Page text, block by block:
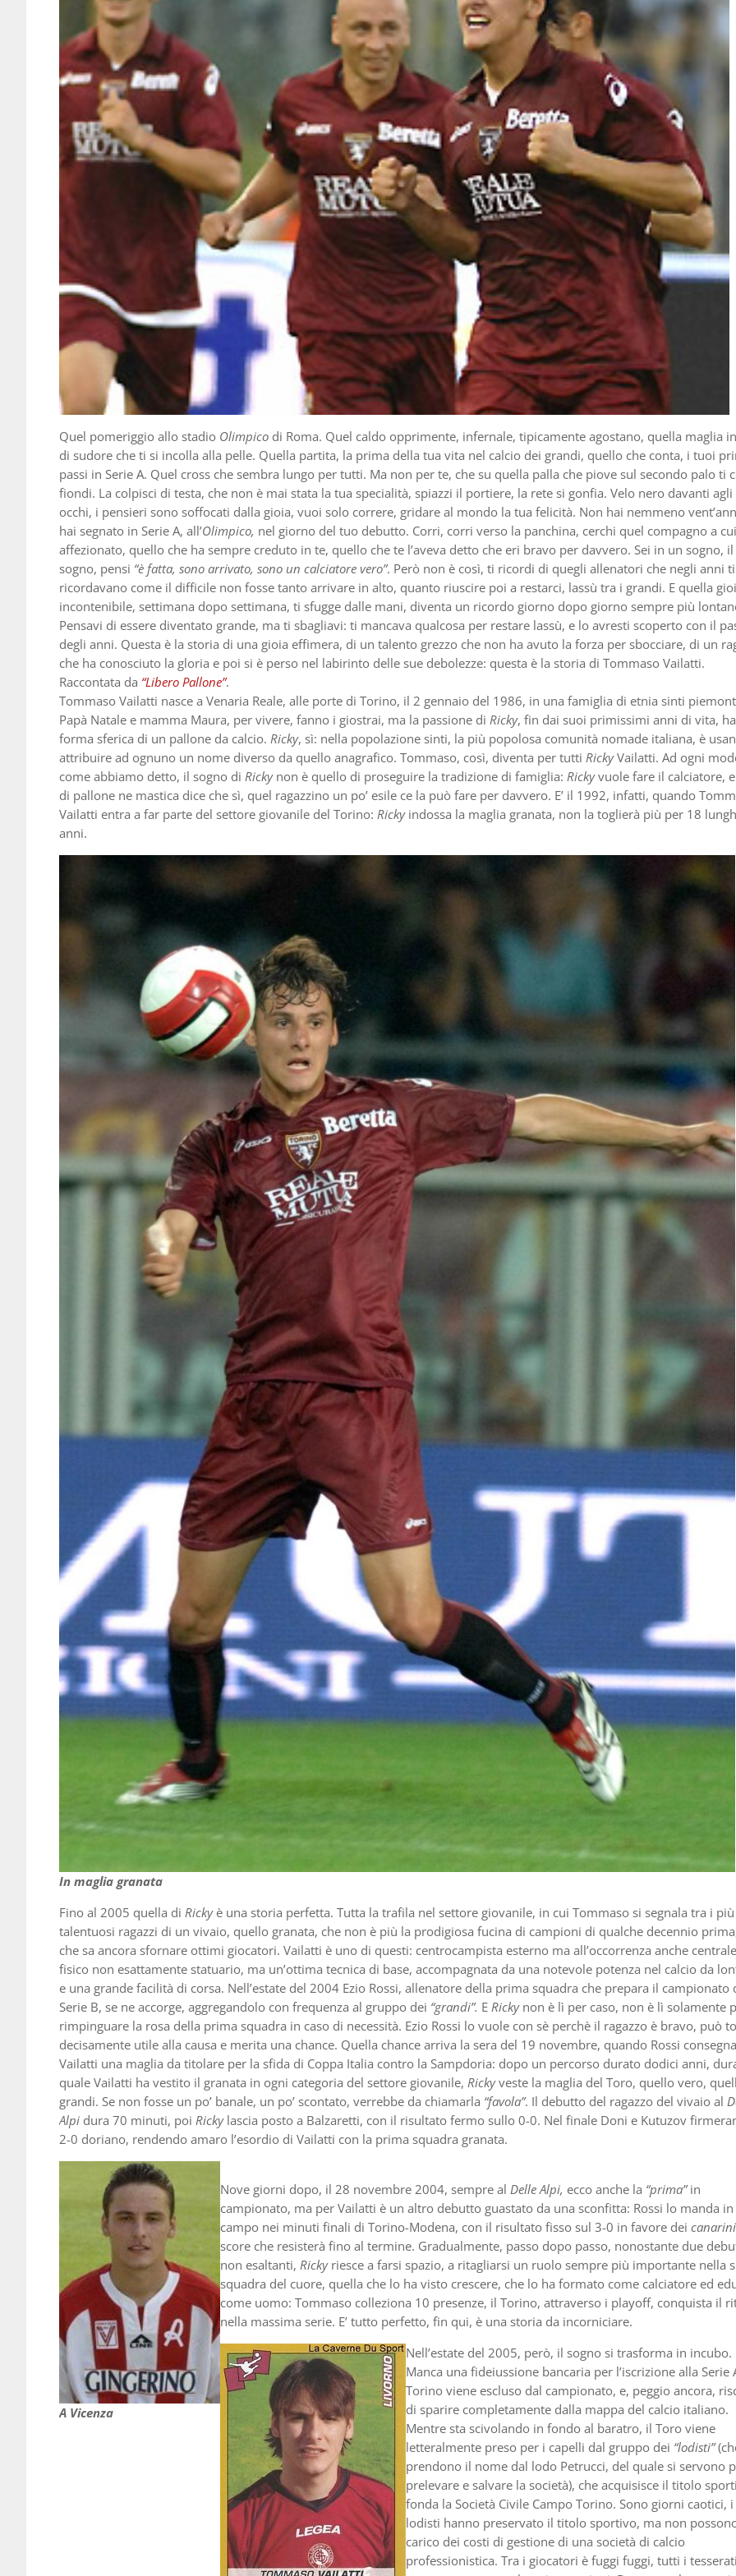
Quel pomeriggio allo stadio Olimpico di Roma. Quel caldo opprimente, infernale, tipicamente agostano, quella maglia
di sudore che ti si incolla alla pelle. Quella partita, la prima della tua vita nel calcio dei grandi, quello che conta, i tuoi
passi in Serie A. Quel cross che sembra lungo per tutti. Ma non per te, che su quella palla che piove sul secondo palo ti
fiondi. La colpisci di testa, che non è mai stata la tua specialità, spiazzi il portiere, la rete si gonfia. Velo nero davanti agli
occhi, i pensieri sono soffocati dalla gioia, vuoi solo correre, gridare al mondo la tua felicità. Non hai nemmeno
hai segnato in Serie A, all’Olimpico, nel giorno del tuo debutto. Corri, corri verso la panchina, cerchi quel compagno a
affezionato, quello che ha sempre creduto in te, quello che te l’aveva detto che eri bravo per davvero. Sei in un sogno,
sogno, pensi “è fatta, sono arrivato, sono un calciatore vero”. Però non è così, ti ricordi di quegli allenatori che negli anni ti
ricordavano come il difficile non fosse tanto arrivare in alto, quanto riuscire poi a restarci, lassù tra i grandi. E quella
incontenibile, settimana dopo settimana, ti sfugge dalle mani, diventa un ricordo giorno dopo giorno sempre più
Pensavi di essere diventato grande, ma ti sbagliavi: ti mancava qualcosa per restare lassù, e lo avresti scoperto con il
degli anni. Questa è la storia di una gioia effimera, di un talento grezzo che non ha avuto la forza per sbocciare, di un
che ha conosciuto la gloria e poi si è perso nel labirinto delle sue debolezze: questa è la storia di Tommaso Vailatti.
Raccontata da “Libero Pallone”.
Tommaso Vailatti nasce a Venaria Reale, alle porte di Torino, il 2 gennaio del 1986, in una famiglia di etnia sinti
Papà Natale e mamma Maura, per vivere, fanno i giostrai, ma la passione di Ricky, fin dai suoi primissimi anni di vita,
forma sferica di un pallone da calcio. Ricky, sì: nella popolazione sinti, la più popolosa comunità nomade italiana, è
attribuire ad ognuno un nome diverso da quello anagrafico. Tommaso, così, diventa per tutti RickyVailatti. Ad ogni
come abbiamo detto, il sogno di Rickynon è quello di proseguire la tradizione di famiglia: Rickyvuole fare il calciatore,
di pallone ne mastica dice che sì, quel ragazzino un po’ esile ce la può fare per davvero. E’ il 1992, infatti, quando
Vailatti entra a far parte del settore giovanile del Torino: Ricky indossa la maglia granata, non la toglierà più per 18
anni.
In maglia granata
Fino al 2005 quella di Ricky è una storia perfetta. Tutta la trafila nel settore giovanile, in cui Tommaso si segnala tra i più
talentuosi ragazzi di un vivaio, quello granata, che non è più la prodigiosa fucina di campioni di qualche decennio
che sa ancora sfornare ottimi giocatori. Vailatti è uno di questi: centrocampista esterno ma all’occorrenza anche
fisico non esattamente statuario, ma un’ottima tecnica di base, accompagnata da una notevole potenza nel calcio da
e una grande facilità di corsa. Nell’estate del 2004 Ezio Rossi, allenatore della prima squadra che prepara il campionato
Serie B, se ne accorge, aggregandolo con frequenza al gruppo dei “grandi”. E Rickynon è lì per caso, non è lì solamente
rimpinguare la rosa della prima squadra in caso di necessità. Ezio Rossi lo vuole con sè perchè il ragazzo è bravo, può
decisamente utile alla causa e merita una chance. Quella chance arriva la sera del 19 novembre, quando Rossi
Vailatti una maglia da titolare per la sfida di Coppa Italia contro la Sampdoria: dopo un percorso durato dodici anni,
quale Vailatti ha vestito il granata in ogni categoria del settore giovanile, Rickyveste la maglia del Toro, quello vero,
grandi. Se non fosse un po’ banale, un po’ scontato, verrebbe da chiamarla “favola”. Il debutto del ragazzo del vivaio al
Alpi dura 70 minuti, poi Rickylascia posto a Balzaretti, con il risultato fermo sullo 0-0. Nel finale Doni e Kutuzov
2-0 doriano, rendendo amaro l’esordio di Vailatti con la prima squadra granata.
A Vicenza
Nove giorni dopo, il 28 novembre 2004, sempre al Delle Alpi, ecco anche la “prima”in
campionato, ma per Vailatti è un altro debutto guastato da una sconfitta: Rossi lo manda in
campo nei minuti finali di Torino-Modena, con il risultato fisso sul 3-0 in favore dei canarini
score che resisterà fino al termine. Gradualmente, passo dopo passo, nonostante due
non esaltanti, Ricky riesce a farsi spazio, a ritagliarsi un ruolo sempre più importante nella
squadra del cuore, quella che lo ha visto crescere, che lo ha formato come calciatore ed
come uomo: Tommaso colleziona 10 presenze, il Torino, attraverso i playoff, conquista il
nella massima serie. E’ tutto perfetto, fin qui, è una storia da incorniciare.
Nell’estate del 2005, però, il sogno si trasforma in incubo.
Manca una fideiussione bancaria per l’iscrizione alla Serie
Torino viene escluso dal campionato, e, peggio ancora,
di sparire completamente dalla mappa del calcio italiano.
Mentre sta scivolando in fondo al baratro, il Toro viene
letteralmente preso per i capelli dal gruppo dei “lodisti”
prendono il nome dal lodo Petrucci, del quale si servono
prelevare e salvare la società), che acquisisce il titolo
fonda la Società Civile Campo Torino. Sono giorni caotici, i
lodisti hanno preservato il titolo sportivo, ma non
carico dei costi di gestione di una società di calcio
professionistica. Tra i giocatori è fuggi fuggi, tutti i tesserati